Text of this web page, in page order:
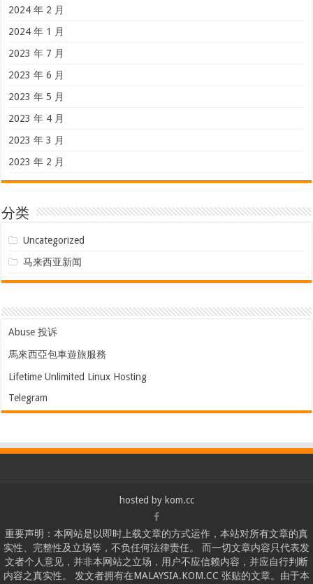
2024 年 2 月
2024 年 1 月
2023 年 7 月
2023 年 6 月
2023 年 5 月
2023 年 4 月
2023 年 3 月
2023 年 2 月
分类
Uncategorized
马来西亚新闻
Abuse 投诉
馬來西亞包車遊旅服務
Lifetime Unlimited Linux Hosting
Telegram
hosted by kom.cc
重要声明：本网站是以即时上载文章的方式运作，本站对所有文章的真
实性、完整性及立场等，不负任何法律责任。 而一切文章内容只代表发
文者个人意见，并非本网站之立场，用户不应信赖内容，并应自行判断
内容之真实性。 发文者拥有在MALAYSIA.KOM.CC 张贴的文章。由于本